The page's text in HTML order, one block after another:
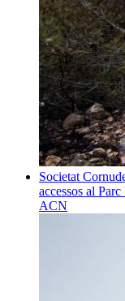
Societat
accessos al
ACN